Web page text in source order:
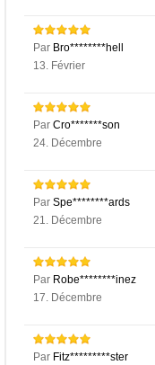
Par Bro********hell
13. Février
Par Cro*******son
24. Décembre
Par Spe********ards
21. Décembre
Par Robe********inez
17. Décembre
Par Fitz*********ster